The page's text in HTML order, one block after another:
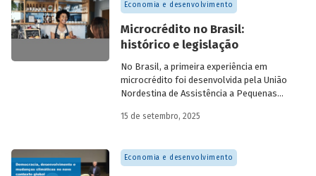
da Covid-19, e no combate à emergência
climática. Para exercer esse papel, no
entanto, são necessárias sólidas fontes
de recursos.
Economia e desenvolvimento
Microcrédito no Brasil:
histórico e legislação
No Brasil, a primeira experiência em
microcrédito foi desenvolvida pela União
Nordestina de Assistência a Pequenas
e Salvador (BA). Conhecida como
Na década de 1980, surgiram as primeiras
unidades da Rede Ceape e do Banco da
15 de setembro, 2025
Economia e desenvolvimento